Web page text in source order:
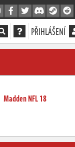
PŘIHLÁŠENÍ
Madden NFL 18